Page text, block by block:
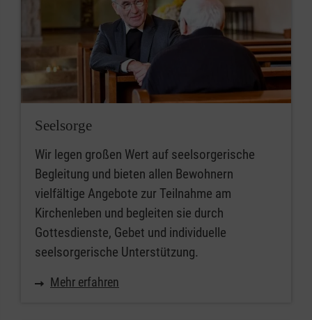
Seelsorge
Wir legen großen Wert auf seelsorgerische
Begleitung und bieten allen Bewohnern
vielfältige Angebote zur Teilnahme am
Kirchenleben und begleiten sie durch
Gottesdienste, Gebet und individuelle
seelsorgerische Unterstützung.
Mehr erfahren